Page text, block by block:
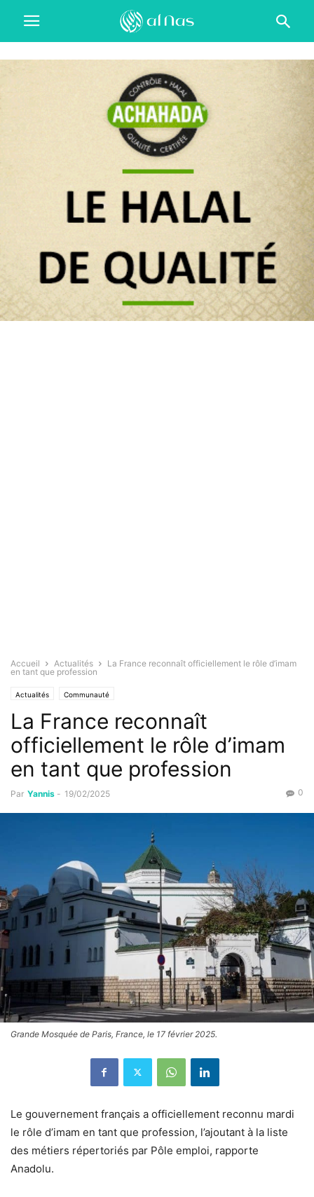
Accueil Actualités
La France reconnaît officiellement le rôle d’imam
en tant que profession
Actualités Communauté
La France reconnaît
officiellement le rôle d’imam
en tant que profession
Par Yannis - 19/02/2025 0
Grande Mosquée de Paris, France, le 17 février 2025.
Le gouvernement français a officiellement reconnu mardi
le rôle d’imam en tant que profession, l’ajoutant à la liste
des métiers répertoriés par Pôle emploi, rapporte
Anadolu.